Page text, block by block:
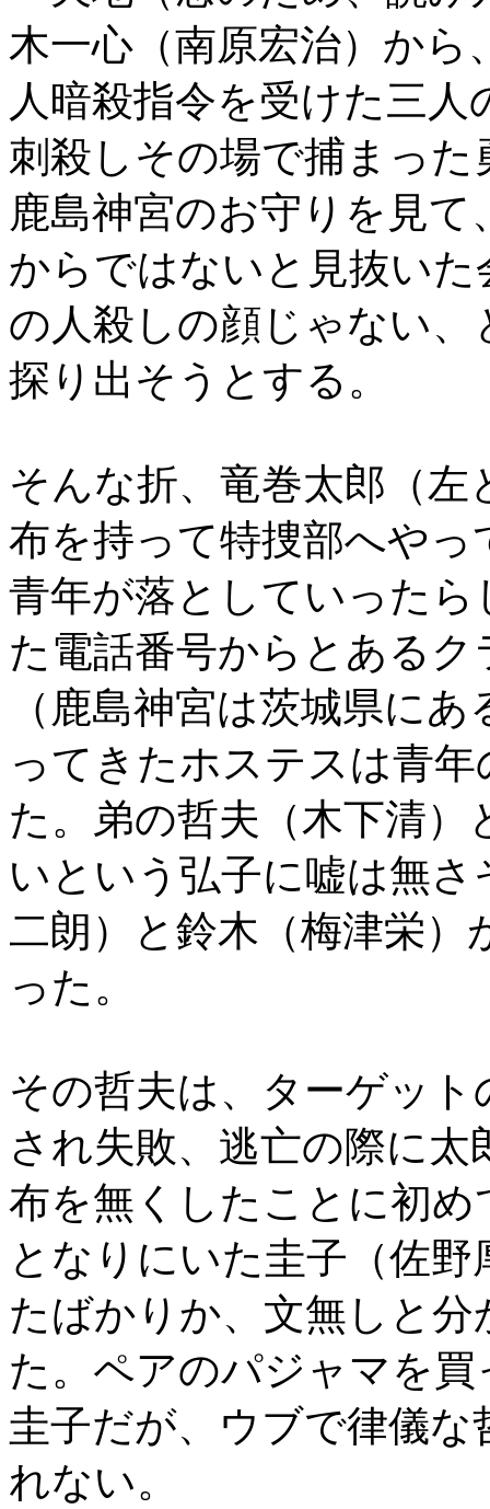
木一心（南原宏治）か
人暗殺指令を受けた三
刺殺しその場で捕まっ
鹿島神宮のお守りを見
からではないと見抜い
の人殺しの顔じゃない、
探り出そうとする。
そんな折、竜巻太郎（
布を持って特捜部へや
青年が落としていった
た電話番号からとある
（鹿島神宮は茨城県に
ってきたホステスは青
た。弟の哲夫（木下清
いという弘子に嘘は無
二朗）と鈴木（梅津栄
った。
その哲夫は、ターゲッ
され失敗、逃亡の際に
布を無くしたことに初
となりにいた圭子（佐
たばかりか、文無しと
た。ペアのパジャマを
圭子だが、ウブで律儀
れない。